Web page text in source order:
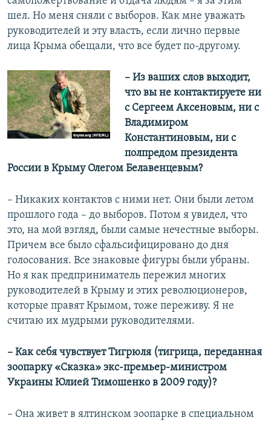
шел. Но меня сняли с выборов. Как мне уважать
руководителей и эту власть, если лично первые
лица Крыма обещали, что все будет по-другому.
– Из ваших слов выходит,
что вы не контактируете ни
с Сергеем Аксеновым, ни с
Владимиром
Константиновым, ни с
полпредом президента
России в Крыму Олегом Белавенцевым?
– Никаких контактов с ними нет. Они были летом
прошлого года – до выборов. Потом я увидел, что
это, на мой взгляд, были самые нечестные выборы.
Причем все было сфальсифицировано до дня
голосования. Все знаковые фигуры были убраны.
Но я как предприниматель пережил многих
руководителей в Крыму и этих революционеров,
которые правят Крымом, тоже переживу. Я не
считаю их мудрыми руководителями.
– Как себя чувствует Тигрюля (тигрица, переданная
зоопарку «Сказка» экс-премьер-министром
Украины Юлией Тимошенко в 2009 году)?
– Она живет в ялтинском зоопарке в специальном